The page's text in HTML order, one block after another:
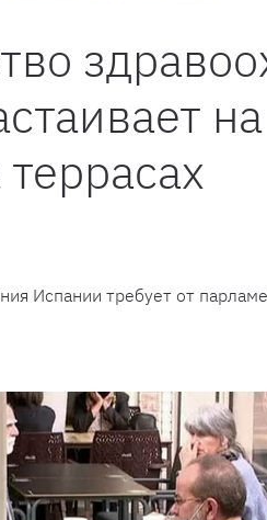
Испании требует от